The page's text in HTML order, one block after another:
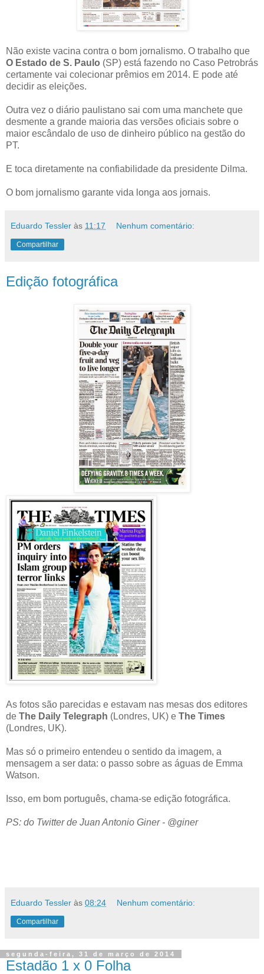
Não existe vacina contra o bom jornalismo. O trabalho que
O Estado de S. Paulo (SP) está fazendo no Caso Petrobrás
certamente vai colecionar prêmios em 2014. E pode até
decidir as eleições.
Outra vez o diário paulistano sai com uma manchete que
desmente a grande maioria das versões oficiais sobre o
maior escândalo de uso de dinheiro público na gestão do
PT.
E toca diretamente na confiabilidade da presidente Dilma.
O bom jornalismo garante vida longa aos jornais.
Eduardo Tessler às 11:17 Nenhum comentário:
Compartilhar
Edição fotográfica
As fotos são parecidas e estavam nas mesas dos editores
de The Daily Telegraph (Londres, UK) e The Times
(Londres, UK).
Mas só o primeiro entendeu o sentido da imagem, a
mensagem a ser data: o passo sobre as águas de Emma
Watson.
Isso, em bom português, chama-se edição fotográfica.
PS: do Twitter de Juan Antonio Giner - @giner
Eduardo Tessler às 08:24 Nenhum comentário:
Compartilhar
segunda-feira, 31 de março de 2014
Estadão 1 x 0 Folha